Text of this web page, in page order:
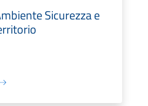
Sicurezza e